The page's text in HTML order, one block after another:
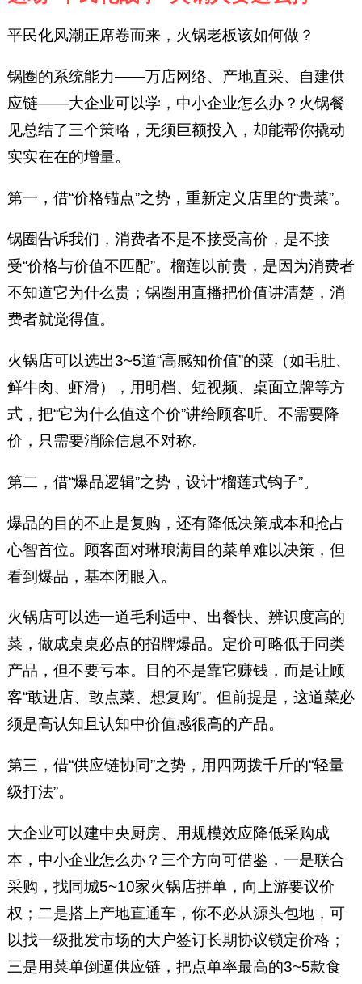
平民化风潮正席卷而来，火锅老板该如何做？
锅圈的系统能力——万店网络、产地直采、自建供
应链——大企业可以学，中小企业怎么办？火锅餐
见总结了三个策略，无须巨额投入，却能帮你撬动
实实在在的增量。
第一，借“价格锚点”之势，重新定义店里的“贵菜”。
锅圈告诉我们，消费者不是不接受高价，是不接
受“价格与价值不匹配”。榴莲以前贵，是因为消费者
不知道它为什么贵；锅圈用直播把价值讲清楚，消
费者就觉得值。
火锅店可以选出3~5道“高感知价值”的菜（如毛肚、
鲜牛肉、虾滑），用明档、短视频、桌面立牌等方
式，把“它为什么值这个价”讲给顾客听。不需要降
价，只需要消除信息不对称。
第二，借“爆品逻辑”之势，设计“榴莲式钩子”。
爆品的目的不止是复购，还有降低决策成本和抢占
心智首位。顾客面对琳琅满目的菜单难以决策，但
看到爆品，基本闭眼入。
火锅店可以选一道毛利适中、出餐快、辨识度高的
菜，做成桌桌必点的招牌爆品。定价可略低于同类
产品，但不要亏本。目的不是靠它赚钱，而是让顾
客“敢进店、敢点菜、想复购”。但前提是，这道菜必
须是高认知且认知中价值感很高的产品。
第三，借“供应链协同”之势，用四两拨千斤的“轻量
级打法”。
大企业可以建中央厨房、用规模效应降低采购成
本，中小企业怎么办？三个方向可借鉴，一是联合
采购，找同城5~10家火锅店拼单，向上游要议价
权；二是搭上产地直通车，你不必从源头包地，可
以找一级批发市场的大户签订长期协议锁定价格；
三是用菜单倒逼供应链，把点单率最高的3~5款食